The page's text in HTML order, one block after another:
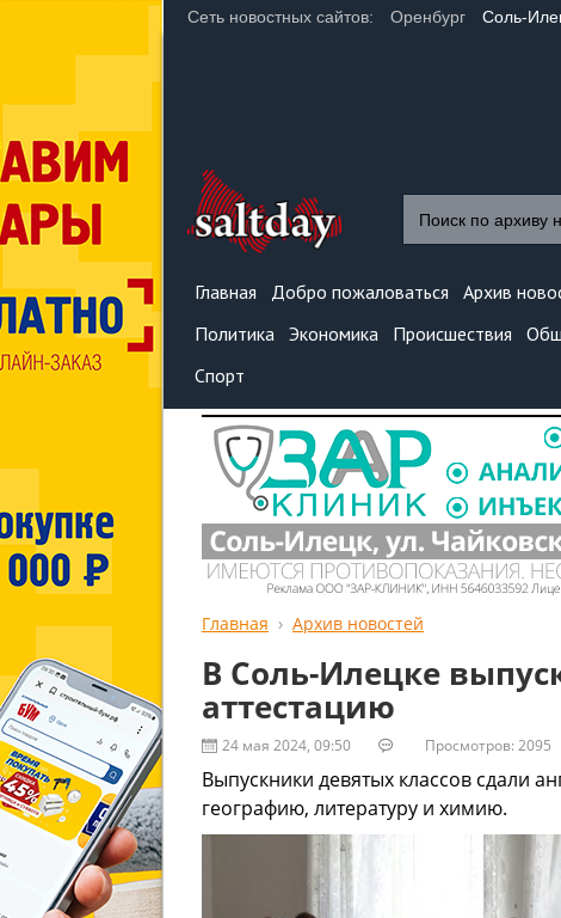
Сеть новостных сайтов: Оренбург Соль-
Главная Добро пожаловаться Архив
Политика Экономика Происшествия
Спорт
Главная Архив новостей
В Соль-Илецке
аттестацию
24 мая 2024, 09:50 Просмотров: 2095
Выпускники девятых классов сдали
географию, литературу и химию.